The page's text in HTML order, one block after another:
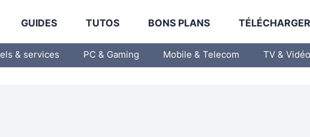
GUIDES TUTOS BONS PLANS
& services PC & Gaming Mobile & Telecom TV & Vidéo